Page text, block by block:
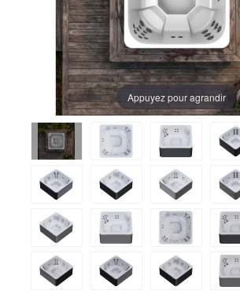
Appuyez pour agrandir